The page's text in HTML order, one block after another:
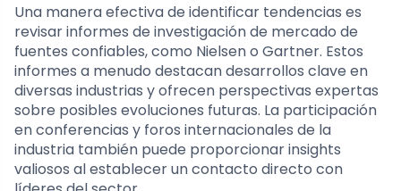
Una manera efectiva de identificar tendencias es
revisar informes de investigación de mercado de
fuentes confiables, como Nielsen o Gartner. Estos
informes a menudo destacan desarrollos clave en
diversas industrias y ofrecen perspectivas expertas
sobre posibles evoluciones futuras. La participación
en conferencias y foros internacionales de la
industria también puede proporcionar insights
valiosos al establecer un contacto directo con